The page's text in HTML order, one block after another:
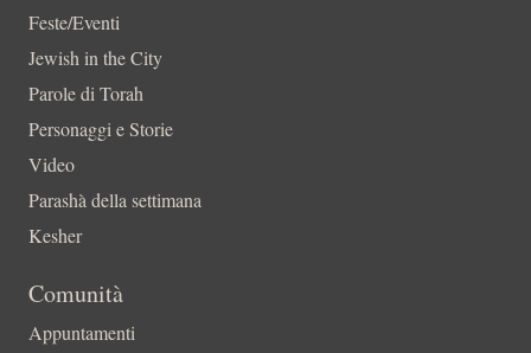
Feste/Eventi
Jewish in the City
Parole di Torah
Personaggi e Storie
Video
Parashà della settimana
Kesher
Comunità
Appuntamenti